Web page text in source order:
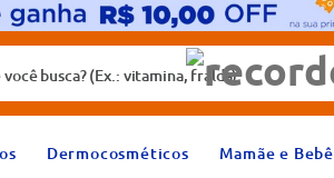
vitamina, fralda)
Dermocosméticos Mamãe e Bebê
2º
fralda